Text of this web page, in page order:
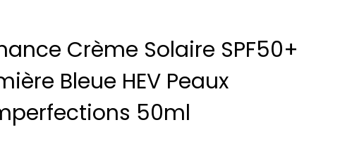
Crème Solaire SPF50+
Bleue HEV Peaux
50ml